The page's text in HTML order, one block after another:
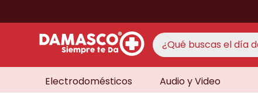
¿Qué buscas el día de
Electrodomésticos Audio y Video